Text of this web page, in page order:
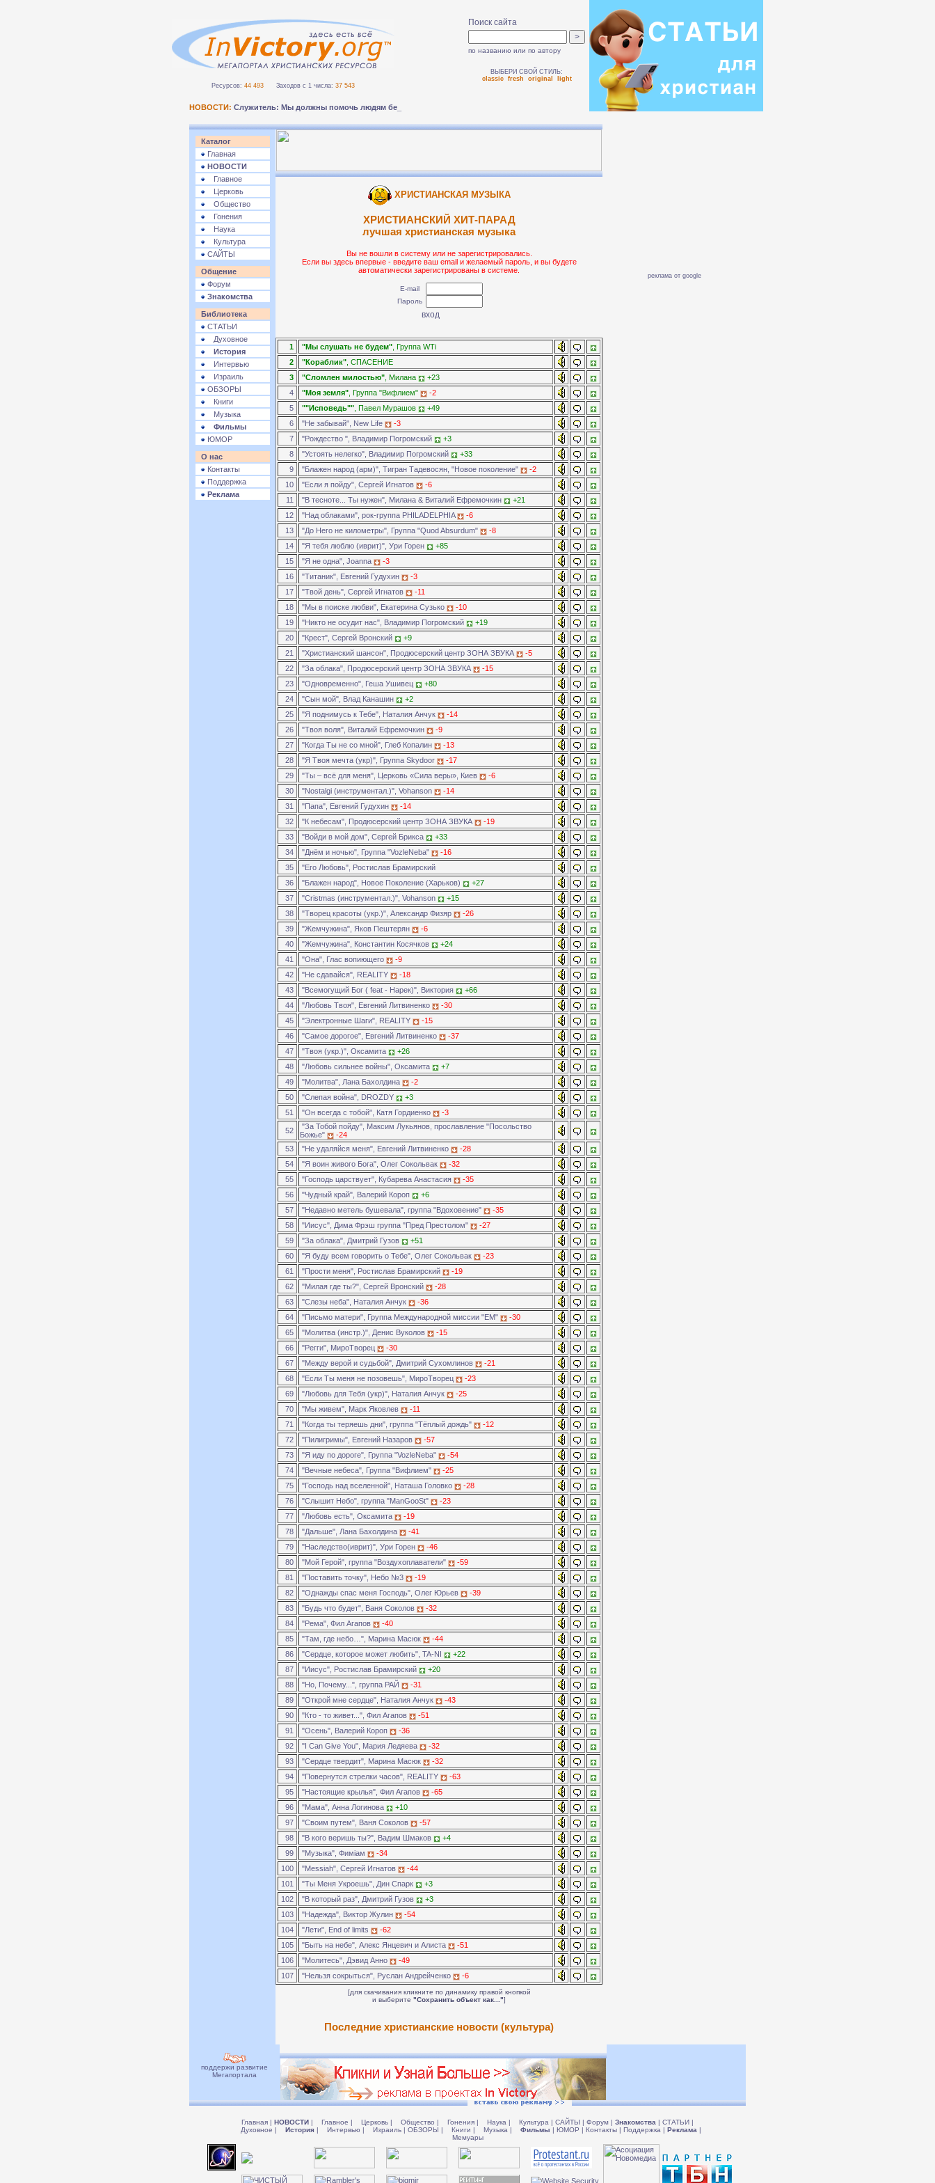
Ресурсов: 44 493 Заходов с 1 числа: 37 543
Поиск сайта
по названию или по автору
ВЫБЕРИ СВОЙ СТИЛЬ:
classic
fresh original light
НОВОСТИ: Служитель: Мы должны помочь людям безопасно переж-
Каталог
Главная
НОВОСТИ
Главное
Церковь
Общество
Гонения
Наука
Культура
САЙТЫ
Общение
Форум
Знакомства
Библиотека
СТАТЬИ
Духовное
История
Интервью
Израиль
ОБЗОРЫ
Книги
Музыка
Фильмы
ЮМОР
О нас
Контакты
Поддержка
Реклама
ХРИСТИАНСКАЯ МУЗЫКА
ХРИСТИАНСКИЙ ХИТ-ПАРАД
лучшая христианская музыка
Вы не вошли в систему или не зарегистрировались.
Если вы здесь впервые - введите ваш email и желаемый пароль, и вы будете
автоматически зарегистрированы в системе.
E-mail
Пароль
1 "Мы слушать не будем", Группа WTi
2
"Кораблик", СПАСЕНИЕ
3
"Сломлен милостью", Милана
+23
4
"Моя земля", Группа "Вифлием"
-2
5
""Исповедь"", Павел Мурашов
+49
6
"Не забывай", New Life
-3
7
"Рождество ", Владимир Погромский
+3
8
"Устоять нелегко", Владимир Погромский
+33
9
"Блажен народ (арм)", Тигран Тадевосян, "Новое поколение"
-2
10
"Если я пойду", Сергей Игнатов
-6
11
"В тесноте... Ты нужен", Милана & Виталий Ефремочкин
+21
12
"Над облаками", рок-группа PHILADELPHIA
-6
13
"До Него не километры", Группа "Quod Absurdum"
-8
14
"Я тебя люблю (иврит)", Ури Горен
+85
15
"Я не одна", Joanna
-3
16
"Титаник", Евгений Гудухин
-3
17
"Твой день", Сергей Игнатов
-11
18
"Мы в поиске любви", Екатерина Сузько
-10
19
"Никто не осудит нас", Владимир Погромский
+19
20
"Крест", Сергей Вронский
+9
21
"Христианский шансон", Продюсерский центр ЗОНА ЗВУКА
-5
22
"За облака", Продюсерский центр ЗОНА ЗВУКА
-15
23
"Одновременно", Геша Ушивец
+80
24
"Сын мой", Влад Канашин
+2
25
"Я поднимусь к Тебе", Наталия Анчук
-14
26
"Твоя воля", Виталий Ефремочкин
-9
27
"Когда Ты не со мной", Глеб Копалин
-13
28
"Я Твоя мечта (укр)", Группа Skydoor
-17
29
"Ты – всё для меня", Церковь «Сила веры», Киев
-6
30
"Nostalgi (инструментал.)", Vohanson
-14
31
"Папа", Евгений Гудухин
-14
32
"К небесам", Продюсерский центр ЗОНА ЗВУКА
-19
33
"Войди в мой дом", Сергей Брикса
+33
34
"Днём и ночью", Группа "VozleNeba"
-16
35
"Его Любовь", Ростислав Брамирский
36
"Блажен народ", Новое Поколение (Харьков)
+27
37
"Cristmas (инструментал.)", Vohanson
+15
38
"Творец красоты (укр.)", Александр Физяр
-26
39
"Жемчужина", Яков Пештерян
-6
40
"Жемчужина", Константин Косячков
+24
41
"Она", Глас вопиющего
-9
42
"Не сдавайся", REALITY
-18
43
"Всемогущий Бог ( feat - Нарек)", Виктория
+66
44
"Любовь Твоя", Евгений Литвиненко
-30
45
"Электронные Шаги", REALITY
-15
46
"Самое дорогое", Евгений Литвиненко
-37
47
"Твоя (укр.)", Оксамита
+26
48
"Любовь сильнее войны", Оксамита
+7
49
"Молитва", Лана Бахолдина
-2
50
"Слепая война", DROZDY
+3
51
"Он всегда с тобой", Катя Гордиенко -3
52
"За Тобой пойду", Максим Лукьянов, прославление "Посольство
Божье"
-24
53
"Не удаляйся меня", Евгений Литвиненко
-28
54
"Я воин живого Бога", Олег Сокольвак
-32
55
"Господь царствует", Кубарева Анастасия
-35
56
"Чудный край", Валерий Короп
+6
57
"Недавно метель бушевала", группа "Вдоховение"
-35
58
"Иисус", Дима Фрэш группа "Пред Престолом"
-27
59
"За облака", Дмитрий Гузов
+51
60
"Я буду всем говорить о Тебе", Олег Сокольвак
-23
61
"Прости меня", Ростислав Брамирский
-19
62
"Милая где ты?", Сергей Вронский
-28
63
"Слезы неба", Наталия Анчук
-36
64
"Письмо матери", Группа Международной миссии "ЕМ"
-30
65
"Молитва (инстр.)", Денис Вуколов
-15
66
"Регги", МироТворец
-30
67
"Между верой и судьбой", Дмитрий Сухомлинов
-21
68
"Если Ты меня не позовешь", МироТворец
-23
69
"Любовь для Тебя (укр)", Наталия Анчук
-25
70
"Мы живем", Марк Яковлев
-11
71
"Когда ты теряешь дни", группа "Тёплый дождь"
-12
72
"Пилигримы", Евгений Назаров
-57
73
"Я иду по дороге", Группа "VozleNeba"
-54
74
"Вечные небеса", Группа "Вифлием"
-25
75
"Господь над вселенной", Наташа Головко
-28
76
"Слышит Небо", группа "ManGooSt"
-23
77
"Любовь есть", Оксамита
-19
78
"Дальше", Лана Бахолдина
-41
79
"Наследство(иврит)", Ури Горен
-46
80
"Мой Герой", группа "Воздухоплаватели"
-59
81
"Поставить точку", Небо №3
-19
82
"Однажды спас меня Господь", Олег Юрьев
-39
83
"Будь что будет", Ваня Соколов
-32
84
"Рема", Фил Агапов
-40
85
"Там, где небо…", Марина Масюк
-44
86
"Сердце, которое может любить", TA-NI
+22
87
"Иисус", Ростислав Брамирский
+20
88
"Но, Почему...", группа РАЙ
-31
89
"Открой мне сердце", Наталия Анчук
-43
90
"Кто - то живет...", Фил Агапов
-51
91
"Осень", Валерий Короп
-36
92
"I Can Give You", Мария Ледяева
-32
93
"Сердце твердит", Марина Масюк
-32
94
"Повернутся стрелки часов", REALITY
-63
95
"Настоящие крылья", Фил Агапов
-65
96
"Мама", Анна Логинова
+10
97
"Своим путем", Ваня Соколов
-57
98
"В кого веришь ты?", Вадим Шмаков
+4
99
"Музыка", Фимiам
-34
100
"Messiah", Сергей Игнатов
-44
101
"Ты Меня Укроешь", Дин Спарк
+3
102
"В который раз", Дмитрий Гузов
+3
103
"Надежда", Виктор Жулин
-54
104
"Лети", End of limits
-62
105
"Быть на небе", Алекс Янцевич и Алиста
-51
106
"Молитесь", Дэвид Анно
-49
107
"Нельзя сокрыться", Руслан Андрейченко -6
[для скачивания кликните по динамику правой кнопкой
и выберите "Сохранить объект как..."]
Последние христианские новости (культура)
реклама от google
поддержи развитие
Мегапортала
Главная | НОВОСТИ | Главное | Церковь | Общество | Гонения | Наука | Культура | САЙТЫ | Форум | Знакомства | СТАТЬИ |
Духовное | История | Интервью | Израиль | ОБЗОРЫ | Книги | Музыка | Фильмы | ЮМОР | Контакты | Поддержка | Реклама |
Мемуары